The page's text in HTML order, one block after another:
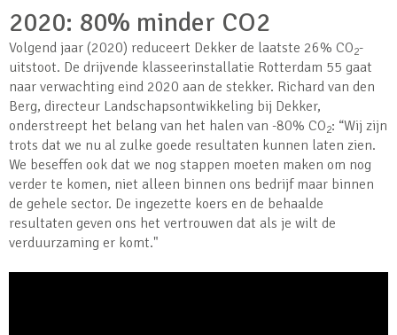
2020: 80% minder CO2
Volgend jaar (2020) reduceert Dekker de laatste 26% CO2-
uitstoot. De drijvende klasseerinstallatie Rotterdam 55 gaat
naar verwachting eind 2020 aan de stekker. Richard van den
Berg, directeur Landschapsontwikkeling bij Dekker,
onderstreept het belang van het halen van -80% CO2: “Wij zijn
trots dat we nu al zulke goede resultaten kunnen laten zien.
We beseffen ook dat we nog stappen moeten maken om nog
verder te komen, niet alleen binnen ons bedrijf maar binnen
de gehele sector. De ingezette koers en de behaalde
resultaten geven ons het vertrouwen dat als je wilt de
verduurzaming er komt."